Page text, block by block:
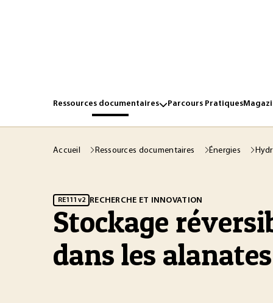
Ressources documentaires Parcours Pratiques
Accueil Ressources documentaires Énergies
RE111 v2 RECHERCHE ET INNOVATION
Stockage
dans les alanates